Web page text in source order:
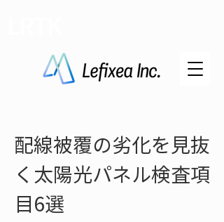
配線被覆の劣化を見抜
く太陽光パネル検査項
目6選